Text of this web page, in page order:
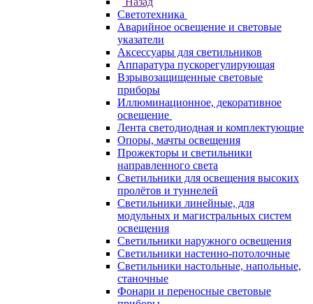
Светотехника
Аварийное освещение и световые
указатели
Аксессуары для светильников
Аппаратура пускорегулирующая
Взрывозащищенные световые
приборы
Иллюминационное, декоративное
освещение
Лента светодиодная и комплектующие
Опоры, мачты освещения
Прожекторы и светильники
направленного света
Светильники для освещения высоких
пролётов и туннелей
Светильники линейные, для
модульных и магистральных систем
освещения
Светильники наружного освещения
Светильники настенно-потолочные
Светильники настольные, напольные,
станочные
Фонари и переносные световые